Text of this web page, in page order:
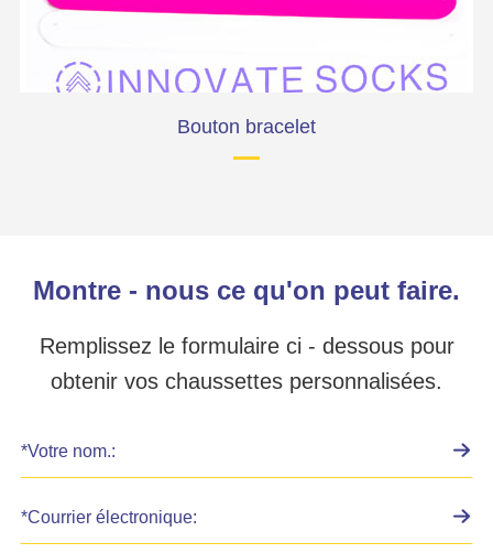
Bouton bracelet
Montre - nous ce qu'on peut faire.
Remplissez le formulaire ci - dessous pour
obtenir vos chaussettes personnalisées.